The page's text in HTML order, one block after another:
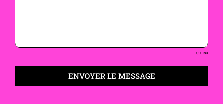
0 / 180
ENVOYER LE MESSAGE